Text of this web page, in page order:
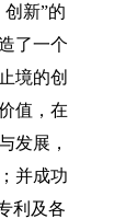
新”的
了一个
境的创
值，在
发展，
并成功
利及各